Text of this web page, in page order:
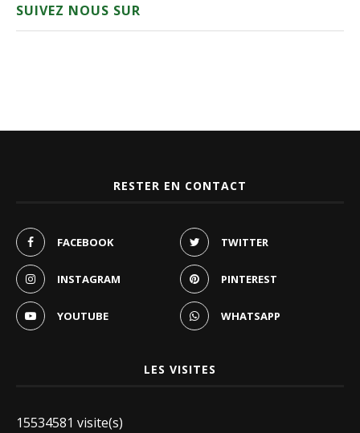
SUIVEZ NOUS SUR
RESTER EN CONTACT
FACEBOOK TWITTER
INSTAGRAM PINTEREST
YOUTUBE WHATSAPP
LES VISITES
15534581 visite(s)